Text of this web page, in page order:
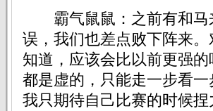
霸气鼠鼠：之前有和马
误，我们也差点败下阵来
知道，应该会比以前更强
都是虚的，只能走一步看
我只期待自己比赛的时候